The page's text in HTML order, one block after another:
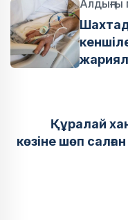
Алдыңғы
Құралай
көзіне шөп